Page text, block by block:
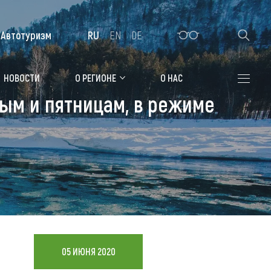
Алтайская зимовка
Где остановиться
Санатории
Гостиницы, отели
Коттеджи, базы
Сельские усадьбы
Мотели, придорожные отели
НОВОСТИ О РЕГИОНЕ О НАС
Автотуризм RU EN DE
и пятницам, в режиме
05 ИЮНЯ 2020